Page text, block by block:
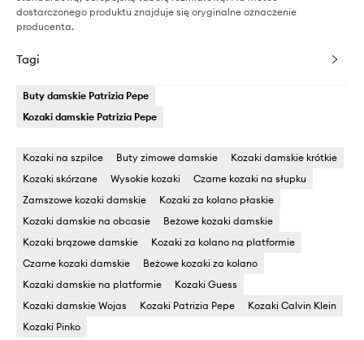
dostarczonego produktu znajduje się oryginalne oznaczenie
producenta.
Tagi
Buty damskie Patrizia Pepe
Kozaki damskie Patrizia Pepe
Kozaki na szpilce Buty zimowe damskie
Kozaki damskie krótkie
Kozaki skórzane
Wysokie kozaki
Czarne kozaki na słupku
Zamszowe kozaki damskie
Kozaki za kolano płaskie
Kozaki damskie na obcasie
Beżowe kozaki damskie
Kozaki brązowe damskie
Kozaki za kolano na platformie
Czarne kozaki damskie
Beżowe kozaki za kolano
Kozaki damskie na platformie
Kozaki Guess
Kozaki damskie Wojas
Kozaki Patrizia Pepe
Kozaki Calvin Klein
Kozaki Pinko